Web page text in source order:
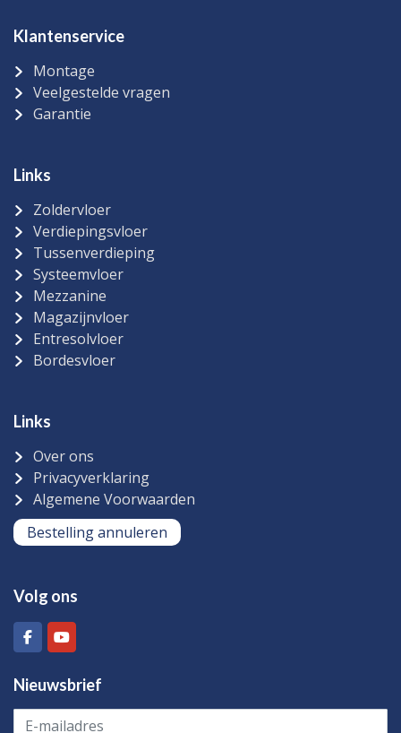
Klantenservice
Montage
Veelgestelde vragen
Garantie
Links
Zoldervloer
Verdiepingsvloer
Tussenverdieping
Systeemvloer
Mezzanine
Magazijnvloer
Entresolvloer
Bordesvloer
Links
Over ons
Privacyverklaring
Algemene Voorwaarden
Bestelling annuleren
Volg ons
Nieuwsbrief